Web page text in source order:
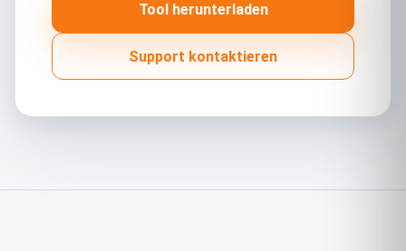
Tool herunterladen
Support kontaktieren